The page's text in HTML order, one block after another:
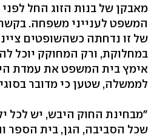
מאבקן של בנות הזוג החל
המשפט לענייני משפחה.
של זו נדחתה כשהשופטים
במחלוקת, ורק המחוקק יוכל
אימץ בית המשפט את עמדת
לממשלה, שטען כי מדובר
"מבחינת החוק היבש, יש לכל
שכל הסביבה, הגן, בית הספר